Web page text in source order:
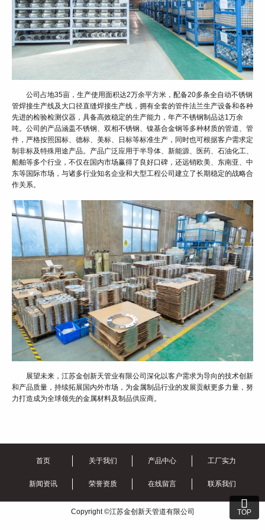
公司占地35亩，生产使用面积达2万余平方米，配备20多条全自动不锈钢
管焊接生产线及大口径直缝焊接生产线，拥有全套的管件法兰生产设备和各种
先进的检验检测仪器，具备高效稳定的生产能力，年产不锈钢制品达1万余
吨。公司的产品涵盖不锈钢、双相不锈钢、镍基合金钢等多种材质的管道、管
件，严格按照国标、德标、美标、日标等标准生产，同时也可根据客户需求定
制非标及特殊用途产品。产品广泛应用于半导体、新能源、医药、石油化工、
船舶等多个行业，不仅在国内市场赢得了良好口碑，还远销欧美、东南亚、中
东等国际市场，与诸多行业知名企业和大型工程公司建立了长期稳定的战略合
作关系。
展望未来，江苏金创新天管业有限公司深化以客户需求为导向的技术创新
和产品质量，持续拓展国内外市场，为金属制品行业的发展贡献更多力量，努
力打造成为全球领先的金属材料及制品供应商。

TOP
首页 关于我们 产品中心 工厂实力
新闻资讯 荣誉资质 在线留言 联系我们
Copyright ©江苏金创新天管道有限公司